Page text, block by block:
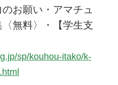
お願い・アマチュ
無料〉・【学生支
sp/kouhou-itako/k-